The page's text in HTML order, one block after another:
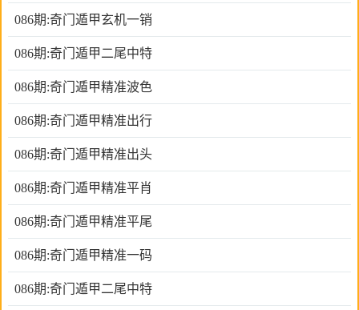
086期:奇门遁甲玄机一销
086期:奇门遁甲二尾中特
086期:奇门遁甲精准波色
086期:奇门遁甲精准出行
086期:奇门遁甲精准出头
086期:奇门遁甲精准平肖
086期:奇门遁甲精准平尾
086期:奇门遁甲精准一码
086期:奇门遁甲二尾中特